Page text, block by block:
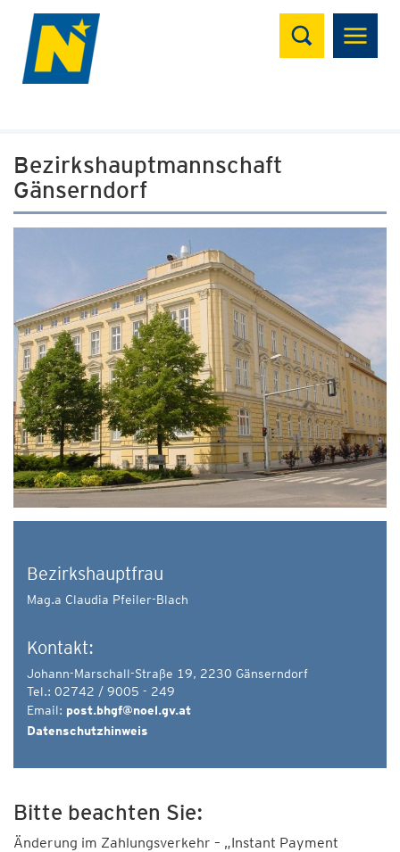
Suchen
Bezirkshauptmannschaft
Gänserndorf
Bezirkshauptfrau
Mag.a Claudia Pfeiler-Blach
Kontakt:
Johann-Marschall-Straße 19, 2230 Gänserndorf
Tel.: 02742 / 9005 - 249
Email: post.bhgf@noel.gv.at
Datenschutzhinweis
Bitte beachten Sie:
Änderung im Zahlungsverkehr – „Instant Payment